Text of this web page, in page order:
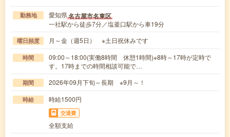
勤務地 愛知県名古屋市名東区
一社駅から徒歩7分／塩釜口駅から車19分
曜日頻度 月～金（週5日） ※土日祝休みです
時間
09:00～18:00(実働8時間 休憩1時間)※8時～17時が定時で
す。17時までの時間相談可能で…
期間 2026年09月下旬～長期 ※9月～！
時給 時給1500円
交通費
全額支給